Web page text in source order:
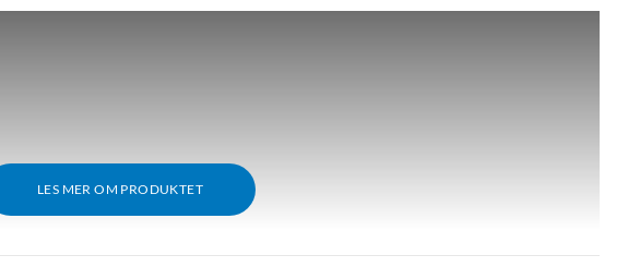
LES MER OM PRODUKTET